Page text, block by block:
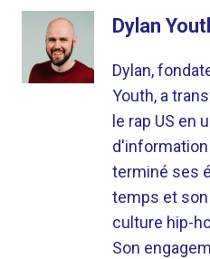
Dylan
Dylan,
Youth, a
le rap US en
terminé ses
temps et son
culture hip-
Son